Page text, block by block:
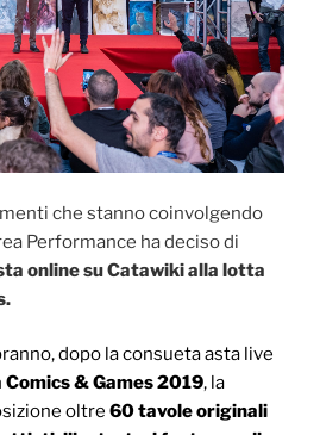
che stanno coinvolgendo
Performance ha deciso di
online su Catawiki alla lotta
dopo la consueta asta live
Comics & Games 2019, la
oltre 60 tavole originali